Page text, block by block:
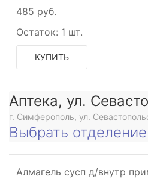
485 руб.
Остаток: 1 шт.
КУПИТЬ
Аптека, ул.
г. Симферополь, ул.
Выбрать отделение
Алмагель сусп д/внутр